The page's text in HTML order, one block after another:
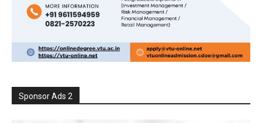
Sponsor Ads 2